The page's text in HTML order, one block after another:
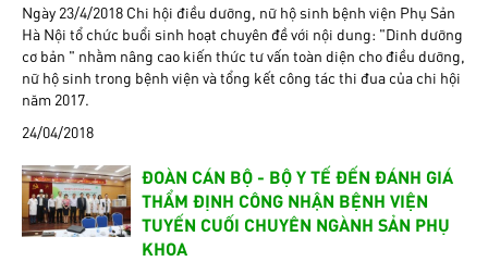
Ngày 23/4/2018 Chi hội điều dưỡng, nữ hộ sinh bệnh viện Phụ Sản
Hà Nội tổ chức buổi sinh hoạt chuyên đề với nội dung: “Dinh dưỡng
cơ bản ” nhằm nâng cao kiến thức tư vấn toàn diện cho điều dưỡng,
nữ hộ sinh trong bệnh viện và tổng kết công tác thi đua của chi hội
năm 2017.
24/04/2018
ĐOÀN CÁN BỘ - BỘ Y TẾ ĐẾN ĐÁNH GIÁ
THẨM ĐỊNH CÔNG NHẬN BỆNH VIỆN
TUYẾN CUỐI CHUYÊN NGÀNH SẢN PHỤ
KHOA